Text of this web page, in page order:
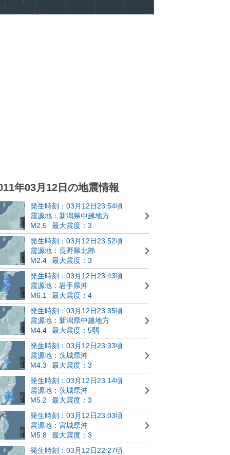
年03月12日の地震情報
発生時刻：03月12日23:54頃
震源地：新潟県中越地方
M2.5
最大震度：3
発生時刻：03月12日23:52頃
震源地：長野県北部
M2.4
最大震度：3
発生時刻：03月12日23:43頃
震源地：岩手県沖
M6.1
最大震度：4
発生時刻：03月12日23:35頃
震源地：新潟県中越地方
M4.4
最大震度：5弱
発生時刻：03月12日23:33頃
震源地：茨城県沖
M4.3
最大震度：3
発生時刻：03月12日23:14頃
震源地：茨城県沖
M5.2
最大震度：3
発生時刻：03月12日23:03頃
震源地：宮城県沖
M5.8
最大震度：3
発生時刻：03月12日22:27頃